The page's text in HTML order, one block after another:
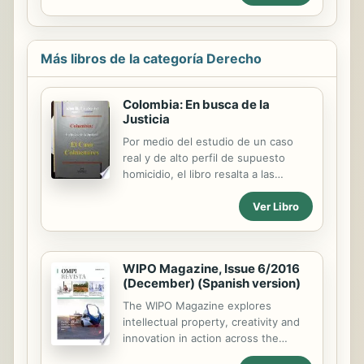
este libro se sintetizan los
vinculan la compleja estructura del
las relaciones económicas
enmarcadas en las decisiones
legislativas a fin de señalar sus
ventajas y desventajas.Esta obra se
propone realizar un inventario lo mas
exhaustivo posible de las tesis
desarrolladas a través del análisis
económico sobre el Estado, sus
funciones y sus limites, procurando
Más libros de la categoría Derecho
Colombia: En busca de la
Justicia
Por medio del estudio de un caso
real y de alto perfil de supuesto
homicidio, el libro resalta a las
deficiencias procesales y de
derechos fundamentales del sistema
penal colombiano como ejemplo de
todo el mundo, pero particularmente
los de Latino América. La obra sirve
de recurso intelectual primordial para
el académico, político, alumno,
funcionario, y ciudadano de otra
manera por igual en reconocer y
apreciar la necesidad urgente de
Ver Libro
WIPO Magazine, Issue 6/2016
(December) (Spanish version)
The WIPO Magazine explores
intellectual property, creativity and
innovation in action across the